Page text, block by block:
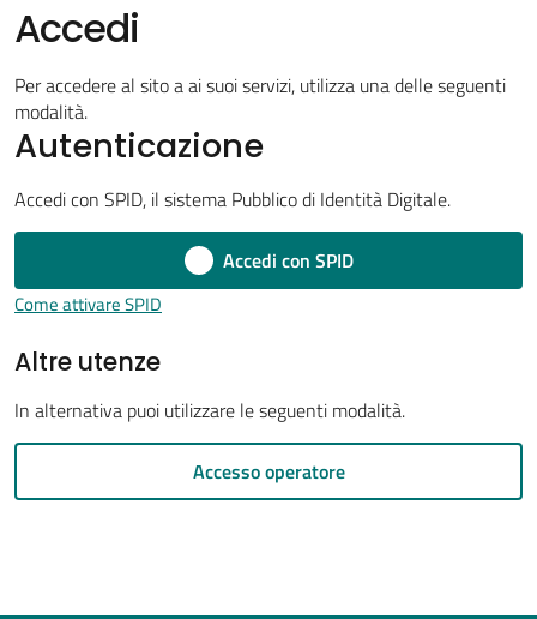
Bomporto
Menu selezionato
Tutti
gli
Seguici
su
Accedi
Per accedere al sito a ai suoi servizi, utilizza una delle seguenti
modalità.
Autenticazione
Accedi con SPID, il sistema Pubblico di Identità Digitale.
Accedi con SPID
Come attivare SPID
Altre utenze
In alternativa puoi utilizzare le seguenti modalità.
Accesso operatore